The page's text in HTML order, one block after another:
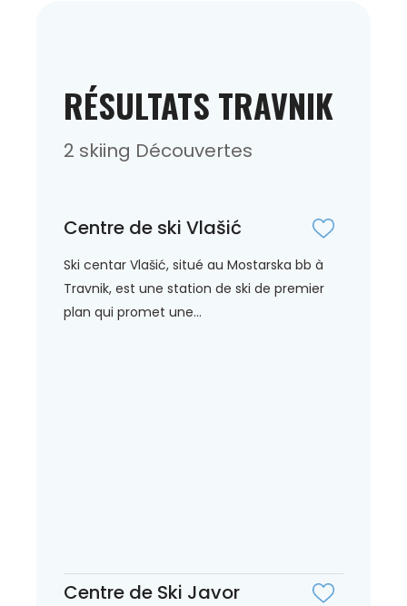
RÉSULTATS TRAVNIK
2 skiing Découvertes
Centre de ski Vlašić
Ski centar Vlašić, situé au Mostarska bb à
Travnik, est une station de ski de premier
plan qui promet une...
Centre de Ski Javor